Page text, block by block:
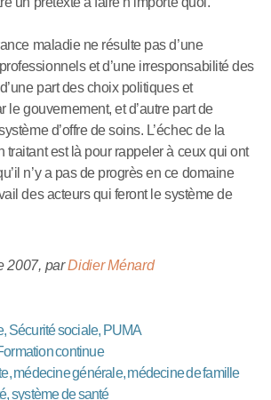
maladie ne résulte pas d’une
et d’une irresponsabilité des
part des choix politiques et
le gouvernement, et d’autre part de
d’offre de soins. L’échec de la
traitant est là pour rappeler à ceux qui ont
n’y a pas de progrès en ce domaine
des acteurs qui feront le système de
2007, parDidier Ménard
Sécurité sociale, PUMA
continue
médecine générale, médecine de famille
système de santé